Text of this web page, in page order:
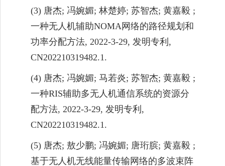
(3) 唐杰; 冯婉媚; 林楚婷; 苏智杰; 黄嘉毅 ;
一种无人机辅助NOMA网络的路径规划和
功率分配方法, 2022-3-29, 发明专利 ,
CN202210319482.1.
(4) 唐杰; 冯婉媚; 马若炎; 苏智杰; 黄嘉毅 ;
一种RIS辅助多无人机通信系统的资源分
配方法, 2022-3-29, 发明专利 ,
CN202210319482.1.
(5) 唐杰; 敖少鹏; 冯婉媚; 唐珩膑; 黄嘉毅 ;
基于无人机无线能量传输网络的多波束阵